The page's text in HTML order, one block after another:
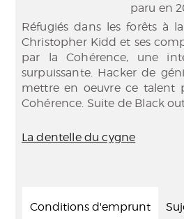
paru en
Réfugiés dans les forêts à
Christopher Kidd et ses
par la Cohérence, une
surpuissante. Hacker de
mettre en oeuvre ce talent
Cohérence. Suite de Black
La dentelle du cygne
Conditions d'emprunt